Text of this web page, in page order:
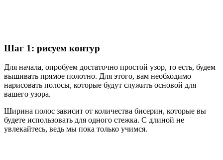
Шаг 1: рисуем контур
Для начала, опробуем достаточно простой узор, то есть, будем
вышивать прямое полотно. Для этого, вам необходимо
нарисовать полосы, которые будут служить основой для
вашего узора.
Ширина полос зависит от количества бисерин, которые вы
будете использовать для одного стежка. С длиной не
увлекайтесь, ведь мы пока только учимся.